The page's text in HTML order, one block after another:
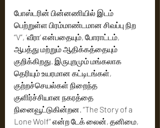
போஸ்டரின் பின்னணியில் இடம்
பெற்றுள்ள பிரம்மாண்டமான சிவப்பு நிற
“V”, ‘வீரா’ என்பதையும், போராட்டம்,
ஆபத்து மற்றும் ஆதிக்கத்தையும்
குறிக்கிறது. இருபுறமும் மங்கலாக
தெரியும் உயரமான கட்டிடங்கள்,
குற்றச்செயல்கள் நிறைந்த
குளிர்ச்சியான நகரத்தை
நினைவூட்டுகின்றன. “The Story of a
Lone Wolf” என்ற டேக் லைன், தனிமை,